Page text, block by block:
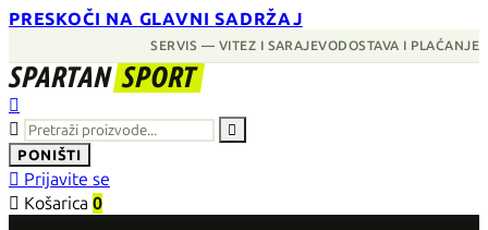
PRESKOČI NA GLAVNI SADRŽAJ
SERVIS — VITEZ I SARAJEVODOSTAVA I PLAĆANJE
SPARTAN SPORT



PONIŠTI
 Prijavite se
 Košarica 0